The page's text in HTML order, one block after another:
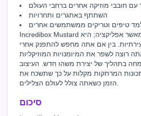
חובבי מוזיקה אחרים ברחבי העולם
השתתף באתגרים ותחרויות
טיפים וטריקים ממשתמשים אחרים
Incredibox Mustard היא יותר מאשר אפליקציה; היא
בין אם אתה מחפש להתפנק אחרי
רוצה לשפר את המיומנויות המוזיקליות
בתהליך של יצירת משהו חדש. העיצוב
המרתקות מקלות על כך שתשכח את
סיכום